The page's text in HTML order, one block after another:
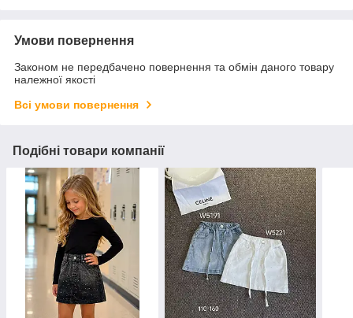
Умови повернення
Законом не передбачено повернення та обмін даного товару
належної якості
Всі умови повернення
Подібні товари компанії